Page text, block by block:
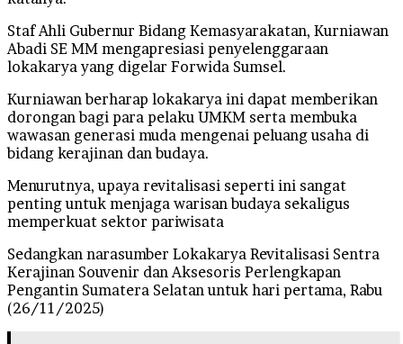
Staf Ahli Gubernur Bidang Kemasyarakatan, Kurniawan
Abadi SE MM mengapresiasi penyelenggaraan
lokakarya yang digelar Forwida Sumsel.
Kurniawan berharap lokakarya ini dapat memberikan
dorongan bagi para pelaku UMKM serta membuka
wawasan generasi muda mengenai peluang usaha di
bidang kerajinan dan budaya.
Menurutnya, upaya revitalisasi seperti ini sangat
penting untuk menjaga warisan budaya sekaligus
memperkuat sektor pariwisata
Sedangkan narasumber Lokakarya Revitalisasi Sentra
Kerajinan Souvenir dan Aksesoris Perlengkapan
Pengantin Sumatera Selatan untuk hari pertama, Rabu
(26/11/2025)